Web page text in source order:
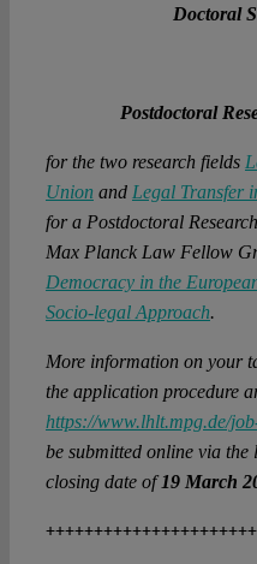
Doctoral
Postdoctoral
for the two research fields
Union and Legal Transfer
for a Postdoctoral
Max Planck Law Fellow
Democracy in the
Socio-legal Approach.
More information on your
the application procedure
https://www.lhlt.mpg.de/
be submitted online via
closing date of19 March